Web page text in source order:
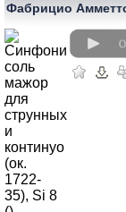
Фабрицио